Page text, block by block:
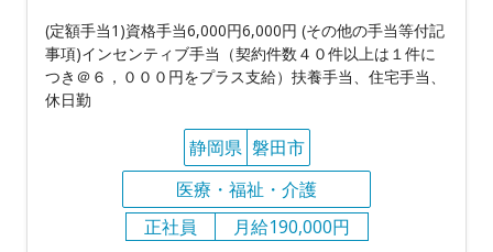
(定額手当1)資格手当6,000円6,000円 (その他の手当等付記
事項)インセンティブ手当（契約件数４０件以上は１件に
つき＠６，０００円をプラス支給）扶養手当、住宅手当、
休日勤
静岡県 磐田市
医療・福祉・介護
正社員
月給190,000円